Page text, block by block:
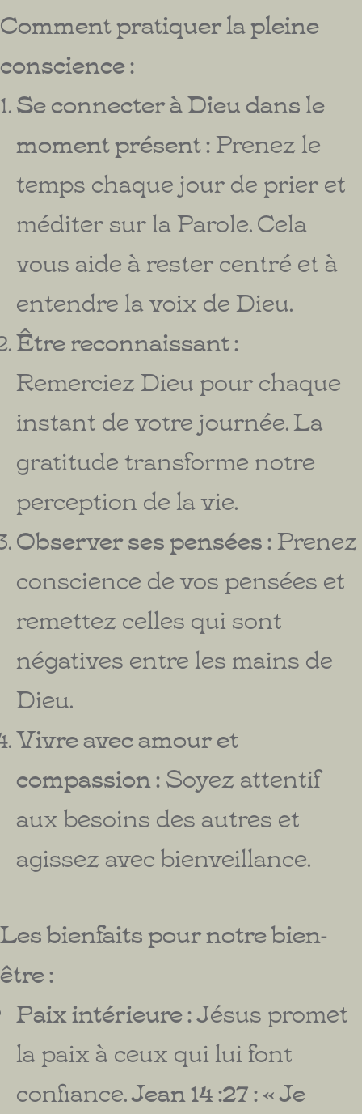
Comment pratiquer la pleine
conscience :
Se connecter à Dieu dans le
moment présent :Prenez le
temps chaque jour de prier et
méditer sur la Parole. Cela
vous aide à rester centré et à
entendre la voix de Dieu.
Être reconnaissant :
Remerciez Dieu pour chaque
instant de votre journée. La
gratitude transforme notre
perception de la vie.
Observer ses pensées :Prenez
conscience de vos pensées et
remettez celles qui sont
négatives entre les mains de
Dieu.
Vivre avec amour et
compassion :Soyez attentif
aux besoins des autres et
agissez avec bienveillance.
Les bienfaits pour notre bien-
être :
Paix intérieure :Jésus promet
la paix à ceux qui lui font
confiance.Jean 14 :27 : « Je